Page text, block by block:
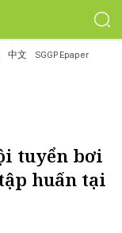
中文 SGGP Epaper
tuyển bơi
huấn tại